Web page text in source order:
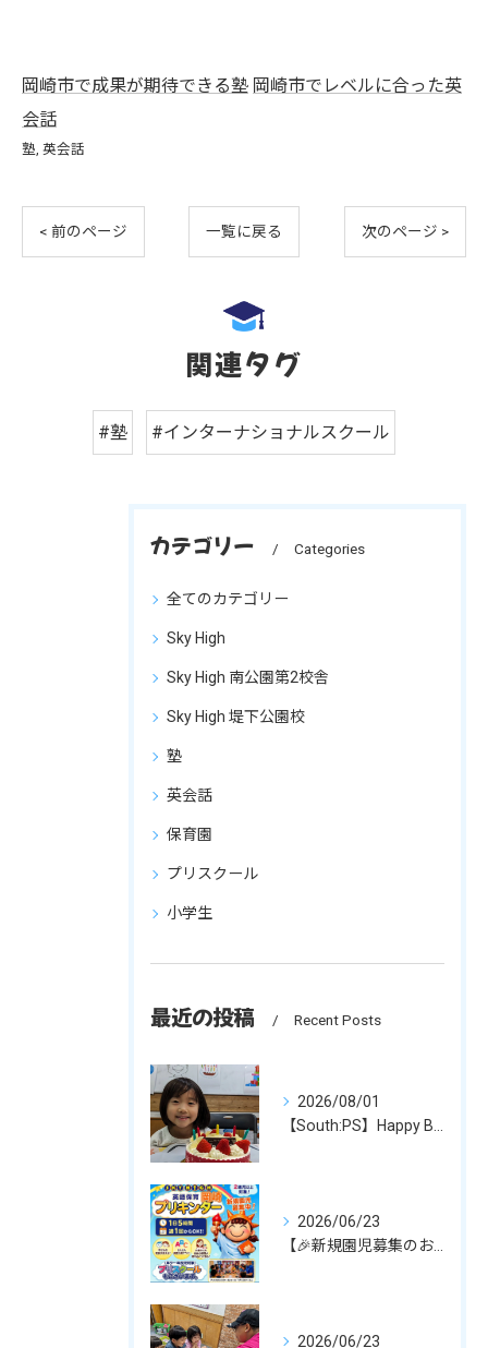
岡崎市で成果が期待できる塾 岡崎市でレベルに合った英
会話
塾 英会話
< 前のページ 一覧に戻る 次のページ >
関連タグ
#塾 #インターナショナルスクール
カテゴリー Categories
全てのカテゴリー
Sky High
Sky High 南公園第2校舎
Sky High 堤下公園校
塾
英会話
保育園
プリスクール
小学生
最近の投稿 Recent Posts
2026/08/01
2026/06/23
2026/06/23